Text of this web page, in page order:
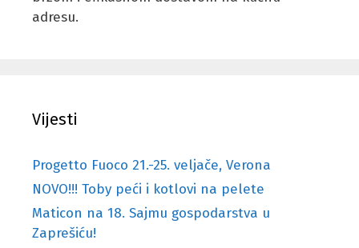
adresu.
Vijesti
Progetto Fuoco 21.-25. veljače, Verona
NOVO!!! Toby peći i kotlovi na pelete
Maticon na 18. Sajmu gospodarstva u
Zaprešiću!